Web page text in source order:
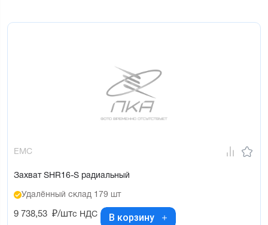
EMC
Захват SHR16-S радиальный
Удалённый склад 179 шт
9 738,53 ₽/штс НДС В корзину